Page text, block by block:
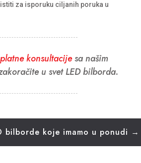
za isporuku ciljanih poruka u
konsultacijesa našim
u svet LED bilborda.
bilborde koje imamo u ponudi →